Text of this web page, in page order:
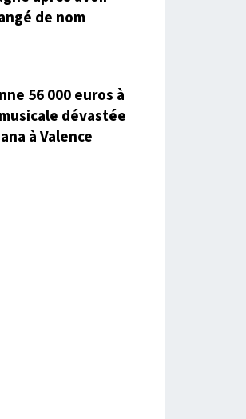
de nom
56 000 euros à
dévastée
à Valence